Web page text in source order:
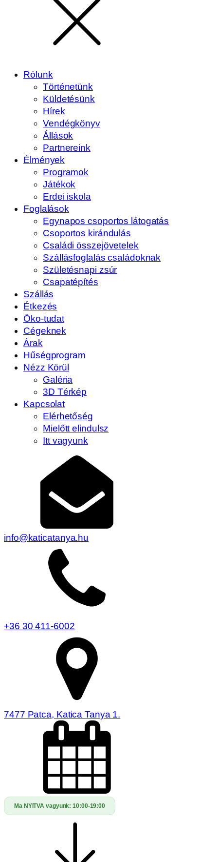
Rólunk
Történetünk
Küldetésünk
Hírek
Vendégkönyv
Állások
Partnereink
Élmények
Programok
Játékok
Erdei iskola
Foglalások
Egynapos csoportos látogatás
Csoportos kirándulás
Családi összejövetelek
Szállásfoglalás családoknak
Születésnapi zsúr
Csapatépítés
Szállás
Étkezés
Öko-tudat
Cégeknek
Árak
Hűségprogram
Nézz Körül
Galéria
3D Térkép
Kapcsolat
Elérhetőség
Mielőtt elindulsz
Itt vagyunk
info@katicatanya.hu
+36 30 411-6002
7477 Patca, Katica Tanya 1.
Ma NYITVA vagyunk:10:00-19:00